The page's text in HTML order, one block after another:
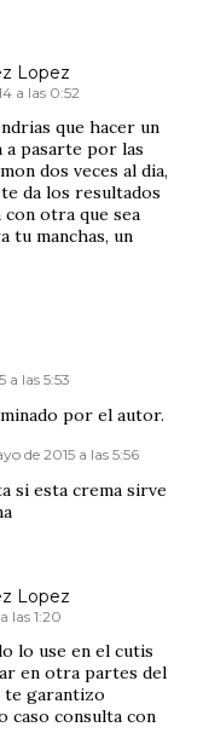
Lopez
a las 0:52
que hacer un
a pasarte por las
dos veces al dia,
da los resultados
otra que sea
tu manchas, un
a las 5:53
por el autor.
de 2015 a las 5:56
si esta crema sirve
Lopez
las 1:20
lo use en el cutis
en otra partes del
te garantizo
caso consulta con